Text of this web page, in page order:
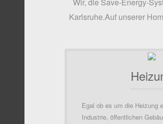
Karlsruhe.Auf unserer
Egal ob es um die Heizung
Industrie, öffentlichen